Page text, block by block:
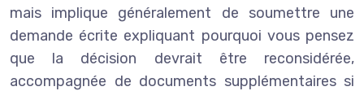
mais implique généralement de soumettre une
demande écrite expliquant pourquoi vous pensez
que la décision devrait être reconsidérée,
accompagnée de documents supplémentaires si